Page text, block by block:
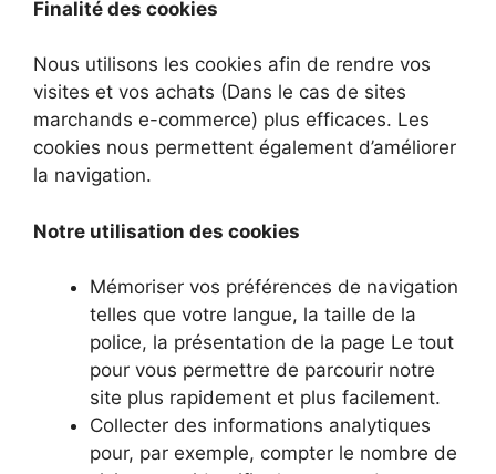
Finalité des cookies
Nous utilisons les cookies afin de rendre vos
visites et vos achats (Dans le cas de sites
marchands e-commerce) plus efficaces. Les
cookies nous permettent également d’améliorer
la navigation.
Notre utilisation des cookies
Mémoriser vos préférences de navigation
telles que votre langue, la taille de la
police, la présentation de la page Le tout
pour vous permettre de parcourir notre
site plus rapidement et plus facilement.
Collecter des informations analytiques
pour, par exemple, compter le nombre de